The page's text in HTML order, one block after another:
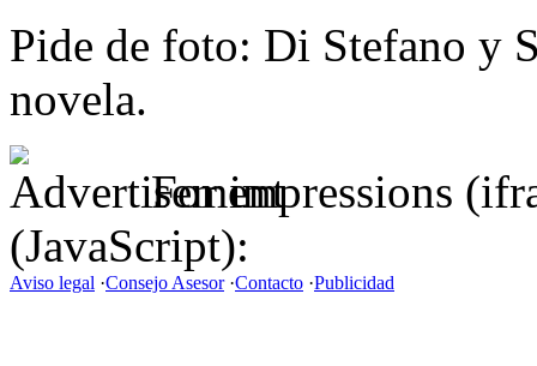
Pide de foto: Di Stefano y
novela.
For impressions
(JavaScript):
Aviso legal ·Consejo Asesor·Contacto ·Publicidad